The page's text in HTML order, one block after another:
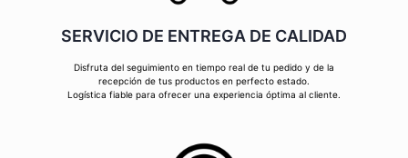
SERVICIO DE ENTREGA DE CALIDAD
Disfruta del seguimiento en tiempo real de tu pedido y de la
recepción de tus productos en perfecto estado.
Logística fiable para ofrecer una experiencia óptima al cliente.